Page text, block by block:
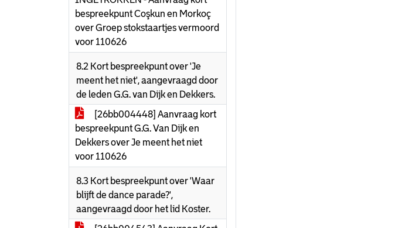
bespreekpunt Coşkun en Morkoç
over Groep stokstaartjes vermoord
voor 110626
8.2 Kort bespreekpunt over 'Je
meent het niet', aangevraagd door
de leden G.G. van Dijk en Dekkers.
[26bb004448] Aanvraag kort
bespreekpunt G.G. Van Dijk en
Dekkers over Je meent het niet
voor 110626
8.3 Kort bespreekpunt over 'Waar
blijft de dance parade?',
aangevraagd door het lid Koster.